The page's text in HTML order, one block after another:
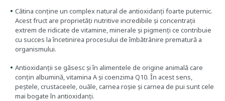
Cătina conține un complex natural de antioxidanți foarte puternic.
Acest fruct are proprietăți nutritive incredibile și concentrații
extrem de ridicate de vitamine, minerale și pigmenți ce contribuie
cu succes la încetinirea procesului de îmbătrânire prematură a
organismului.
Antioxidanții se găsesc și în alimentele de origine animală care
conțin albumină, vitamina A și coenzima Q10. În acest sens,
peștele, crustaceele, ouăle, carnea roșie și carnea de pui sunt cele
mai bogate în antioxidanți.